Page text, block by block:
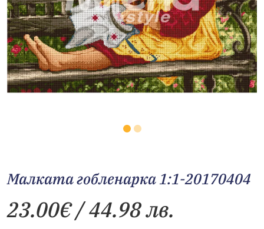
Малката гобленарка 1:1-20170404
23.00€/ 44.98 лв.